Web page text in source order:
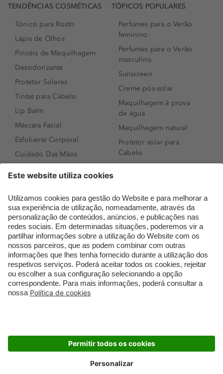
TENDÊNCIAS COSMÉTICAS
Tónico para Rosto
Lápis de Olhos
Pincéis de Maquilhagem
Desodorizante
Protetor Solares
Tintas para Cabelo
Lip Balm
Máscara Facial
Esfoliante Corporal
Cuidado Das Mãos
Creme de Dia
Sérum de Rosto
Body mist & Spray
corporal
Produtos para Cabelo
Homem
Espuma de Limpeza
Facial
TÓPICOS POPULARES
Perfumes para o Verão
feminino
Perfumes para o Verão
masculino
Sunscreen
Creme pós-solar
Maquilhagem à prova
de água
Maquilhagem natural
Protetor solar para
Cabelo
Perfumes árabes
Novidades
Melhores Perfumes
Femininos
TOP 10: Perfumes
Masculinos
Pestanas Postiças
Rímel colorido
Embalagens Sustentáveis
Luxo Mais Sustentável